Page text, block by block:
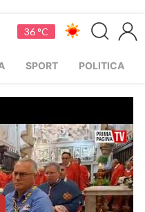
36 °C
SPORT POLITICA